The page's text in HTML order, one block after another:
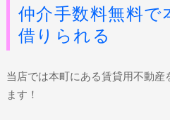
仲介手数料無料で
借りられる
当店では本町にある賃貸用不動産
ます！